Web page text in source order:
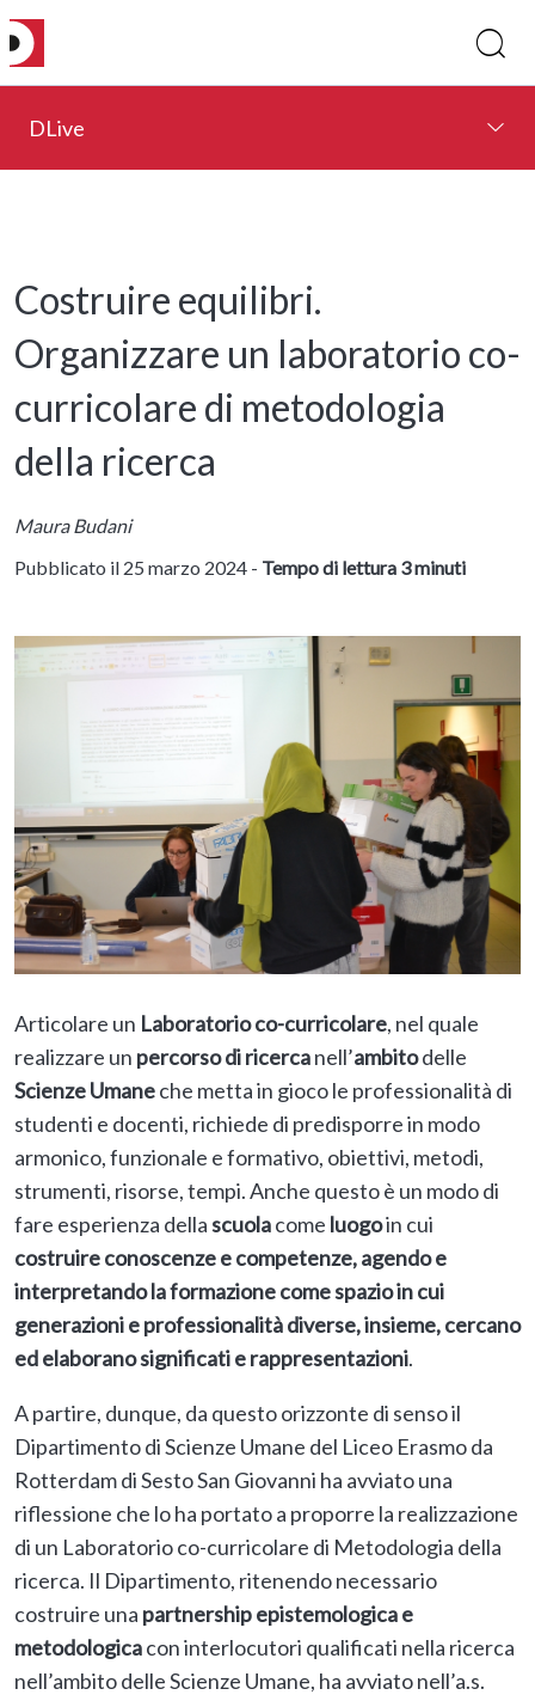
DLive
Costruire equilibri.
Organizzare un laboratorio co-
curricolare di metodologia
della ricerca
Maura Budani
Pubblicato il 25 marzo 2024 - Tempo di lettura 3 minuti
Articolare un Laboratorio co-curricolare, nel quale
realizzare un percorso di ricercanell’ambitodelle
Scienze Umaneche metta in gioco le professionalità di
studenti e docenti, richiede di predisporre in modo
armonico, funzionale e formativo, obiettivi, metodi,
strumenti, risorse, tempi. Anche questo è un modo di
fare esperienza dellascuolacome luogoin cui
costruire conoscenze e competenze, agendo e
interpretando la formazione come spazio in cui
generazioni e professionalità diverse, insieme, cercano
ed elaborano significati e rappresentazioni.
A partire, dunque, da questo orizzonte di senso il
Dipartimento di Scienze Umane del Liceo Erasmo da
Rotterdam di Sesto San Giovanni ha avviato una
riflessione che lo ha portato a proporre la realizzazione
di un Laboratorio co-curricolare di Metodologia della
ricerca. Il Dipartimento, ritenendo necessario
costruire una partnership epistemologica e
metodologicacon interlocutori qualificati nella ricerca
nell’ambito delle Scienze Umane, ha avviato nell’a.s.